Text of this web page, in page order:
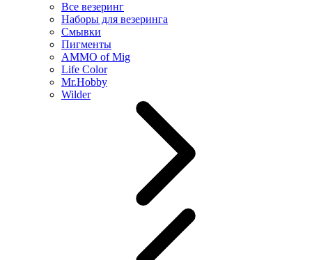
Все везеринг
Наборы для везеринга
Смывки
Пигменты
AMMO of Mig
Life Color
Mr.Hobby
Wilder